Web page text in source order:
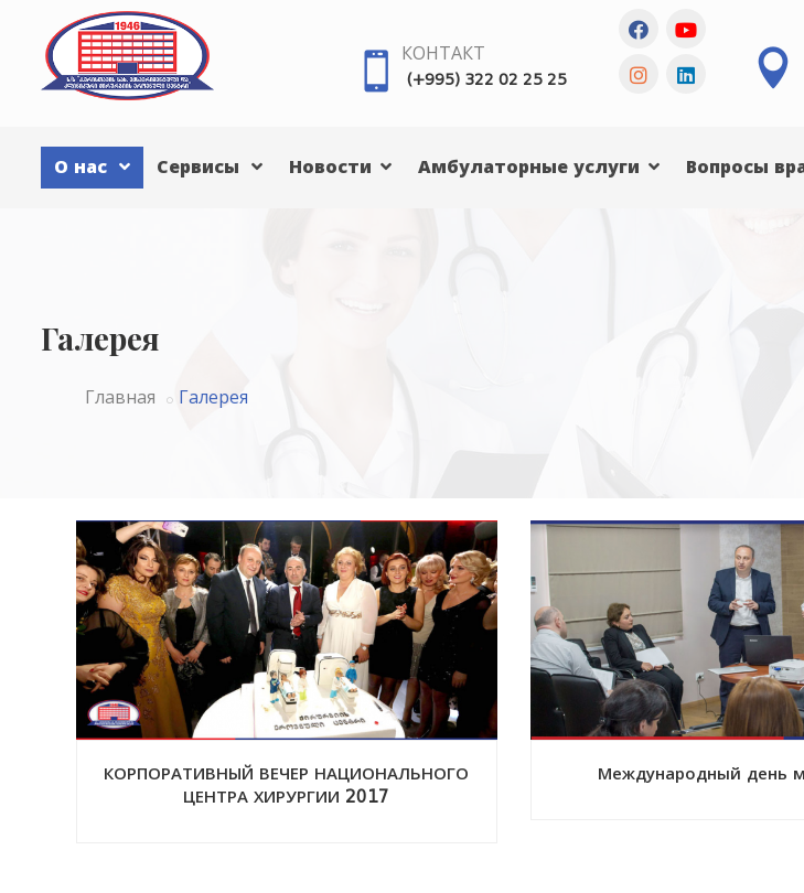
КОНТАКТ
(+995) 322 02 25 25
О нас Сервисы Новости Амбулаторные услуги Вопросы
Галерея
Главная Галерея
КОРПОРАТИВНЫЙ ВЕЧЕР НАЦИОНАЛЬНОГО
ЦЕНТРА ХИРУРГИИ 2017
Международный день